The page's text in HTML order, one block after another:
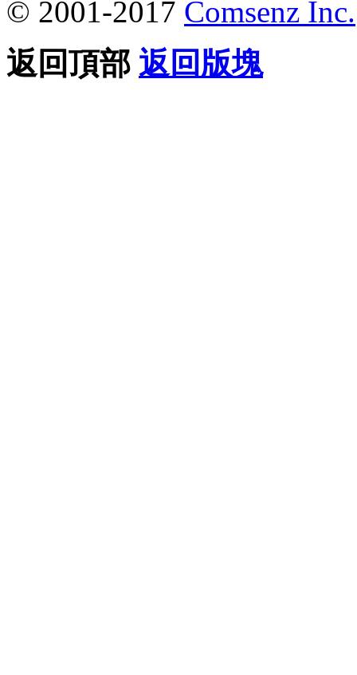
© 2001-2017 Comsenz Inc.
返回頂部 返回版塊